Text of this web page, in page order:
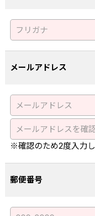
メールアドレス
※確認のため2度入力し
郵便番号